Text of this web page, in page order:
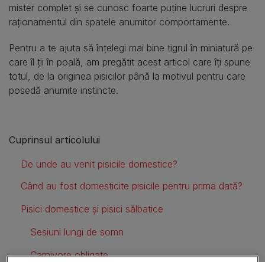
mister complet și se cunosc foarte puține lucruri despre
raționamentul din spatele anumitor comportamente.
Pentru a te ajuta să înțelegi mai bine tigrul în miniatură pe
care îl ții în poală, am pregătit acest articol care îți spune
totul, de la originea pisicilor până la motivul pentru care
posedă anumite instincte.
Cuprinsul articolului
De unde au venit pisicile domestice?
Când au fost domesticite pisicile pentru prima dată?
Pisici domestice și pisici sălbatice
Sesiuni lungi de somn
Carnivore obligate